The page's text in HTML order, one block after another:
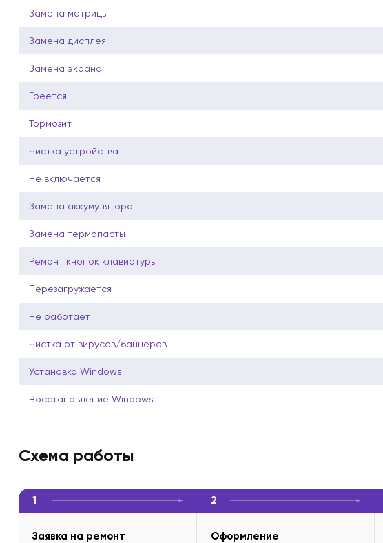
Замена матрицы
Замена дисплея
Замена экрана
Греется
Тормозит
Чистка устройства
Не включается
Замена аккумулятора
Замена термопасты
Ремонт кнопок клавиатуры
Перезагружается
Не работает
Чистка от вирусов/баннеров
Установка Windows
Восстановление Windows
Схема работы
1
Заявка на ремонт
2
Оформление